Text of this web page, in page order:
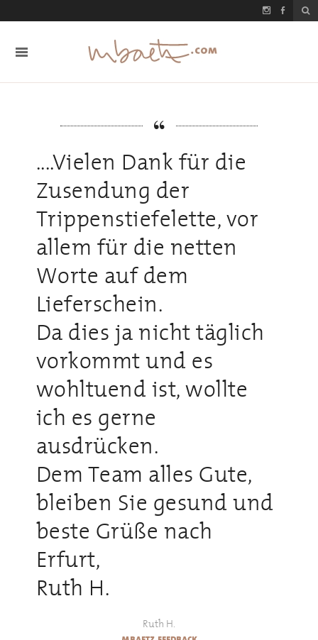
....Vielen Dank für die
Zusendung der
Trippenstiefelette, vor
allem für die netten
Worte auf dem
Lieferschein.
Da dies ja nicht täglich
vorkommt und es
wohltuend ist, wollte
ich es gerne
ausdrücken.
Dem Team alles Gute,
bleiben Sie gesund und
beste Grüße nach
Erfurt,
Ruth H.
Ruth H.